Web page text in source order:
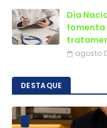
Dia
fomenta
agosto
DESTAQUE